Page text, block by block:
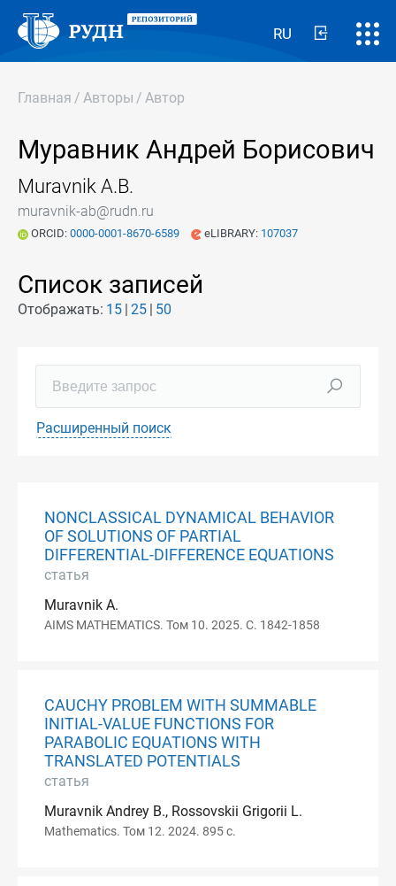
RU
Главная / Авторы / Автор
Муравник Андрей Борисович
Muravnik A.B.
muravnik-ab@rudn.ru
ORCID: 0000-0001-8670-6589 eLIBRARY: 107037
Список записей
Отображать: 15 25 50
Расширенный поиск
NONCLASSICAL DYNAMICAL BEHAVIOR
OF SOLUTIONS OF PARTIAL
DIFFERENTIAL-DIFFERENCE EQUATIONS
статья
Muravnik A.
AIMS MATHEMATICS. Том 10. 2025. С. 1842-1858
CAUCHY PROBLEM WITH SUMMABLE
INITIAL-VALUE FUNCTIONS FOR
PARABOLIC EQUATIONS WITH
TRANSLATED POTENTIALS
статья
Muravnik Andrey B., Rossovskii Grigorii L.
Mathematics. Том 12. 2024. 895 с.